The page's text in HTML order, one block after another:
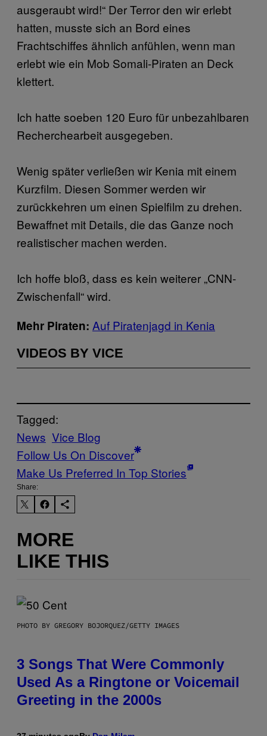
ausgeraubt wird!“ Der Terror den wir erlebt
hatten, musste sich an Bord eines
Frachtschiffes ähnlich anfühlen, wenn man
erlebt wie ein Mob Somali-Piraten an Deck
klettert.
Ich hatte soeben 120 Euro für unbezahlbaren
Recherchearbeit ausgegeben.
Wenig später verließen wir Kenia mit einem
Kurzfilm. Diesen Sommer werden wir
zurückkehren um einen Spielfilm zu drehen.
Bewaffnet mit Details, die das Ganze noch
realistischer machen werden.
Ich hoffe bloß, dass es kein weiterer „CNN-
Zwischenfall“ wird.
Mehr Piraten: Auf Piratenjagd in Kenia
VIDEOS BY VICE
Tagged:
News Vice Blog
Follow Us On Discover
Make Us Preferred In Top Stories
Share:
MORE
LIKE THIS
PHOTO BY GREGORY BOJORQUEZ/GETTY IMAGES
3 Songs That Were Commonly
Used As a Ringtone or Voicemail
Greeting in the 2000s